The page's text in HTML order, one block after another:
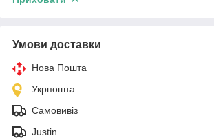
Умови доставки
Нова Пошта
Укрпошта
Самовивіз
Justin